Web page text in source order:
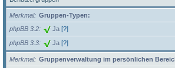
Merkmal
Gruppen-Typen:
phpBB 3.2
Ja [?]
phpBB 3.3 Ja [?]
Merkmal
Gruppenverwaltung im persönlichen